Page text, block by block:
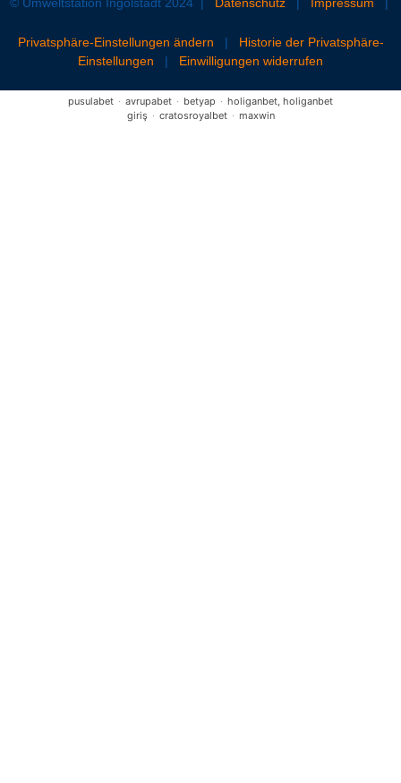
© Umweltstation Ingolstadt 2024| Datenschutz| Impressum |
Privatsphäre-Einstellungen ändern | Historie der Privatsphäre-
Einstellungen | Einwilligungen widerrufen
pusulabet · avrupabet · betyap · holiganbet, holiganbet
giriş · cratosroyalbet · maxwin